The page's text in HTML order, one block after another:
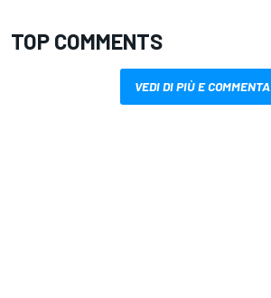
TOP COMMENTS
VEDI DI PIÙ E COMMENTA